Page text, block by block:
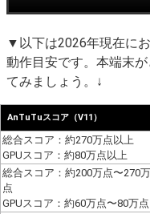
▼以下は2026年現在に
動作目安です。本端末
てみましょう。↓
AnTuTuスコア（V11）
総合スコア：約270万点以上
GPUスコア：約80万点以上
総合スコア：約200万点〜270万
点
GPUスコア：約60万点〜80万点